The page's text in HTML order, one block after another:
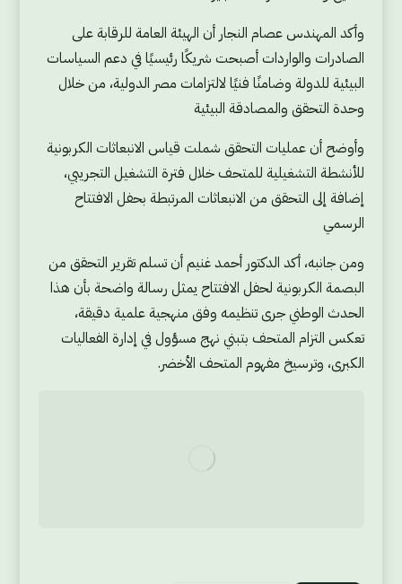
وأكد المهندس عصام النجار أن الهيئة العامة للرقابة على
الصادرات والواردات أصبحت شريكًا رئيسيًا في دعم السياسات
البيئية للدولة وضامنًا فنيًا لالتزامات مصر الدولية، من خلال
وحدة التحقق والمصادقة البيئية
وأوضح أن عمليات التحقق شملت قياس الانبعاثات الكربونية
للأنشطة التشغيلية للمتحف خلال فترة التشغيل التجريبي،
إضافة إلى التحقق من الانبعاثات المرتبطة بحفل الافتتاح
الرسمي
ومن جانبه، أكد الدكتور أحمد غنيم أن تسلم تقرير التحقق من
البصمة الكربونية لحفل الافتتاح يمثل رسالة واضحة بأن هذا
الحدث الوطني جرى تنظيمه وفق منهجية علمية دقيقة،
تعكس التزام المتحف بتبني نهج مسؤول في إدارة الفعاليات
الكبرى، وترسيخ مفهوم المتحف الأخضر.